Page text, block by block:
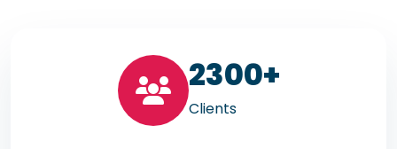
2300+
Clients